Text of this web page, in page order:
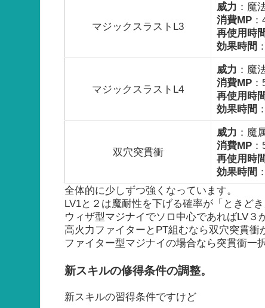
マジックスラストL3
威力 ：魔
消費MP：
再使用時
効果時間
マジックスラストL4
威力 ：魔
消費MP：
再使用時
効果時間
双穴突貫衝
威力 ：魔
消費MP：
再使用時
効果時間
全体的に少しずつ強くなっています。
LV1と２は魔耐性を下げる確率が「ときど
ウィザ型マジナイでソロ中心であればLV３
高火力ファイターとPT組むなら双穴突貫衝
ファイター型マジナイの場合なら突貫衝一択
新スキルの修得条件の調整。
新スキルの習得条件ですけど